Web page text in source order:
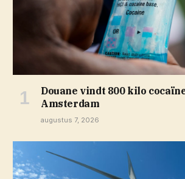
Douane vindt 800 kilo
Amsterdam
augustus 7, 2026